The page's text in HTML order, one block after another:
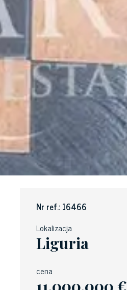
Nr ref.: 16466
Lokalizacja
Liguria
cena
11.000.000 €